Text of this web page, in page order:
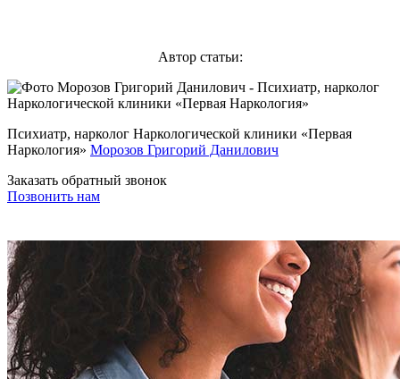
Автор статьи:
Психиатр, нарколог Наркологической клиники «Первая
Наркология» Морозов Григорий Данилович
Заказать обратный звонок
Позвонить нам